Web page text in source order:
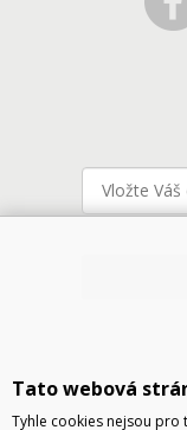
Tato webová
Tyhle cookies nejsou pro